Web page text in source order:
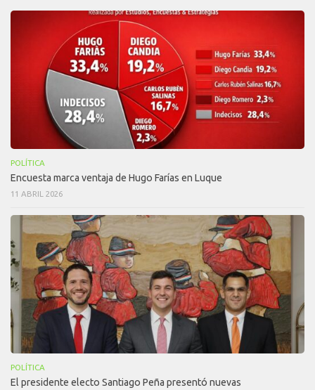
POLÍTICA
Encuesta marca ventaja de Hugo Farías en Luque
11 ABRIL 2026
POLÍTICA
El presidente electo Santiago Peña presentó nuevas